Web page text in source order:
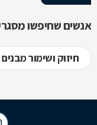
אנשים שחיפשו
חיזוק ושימור